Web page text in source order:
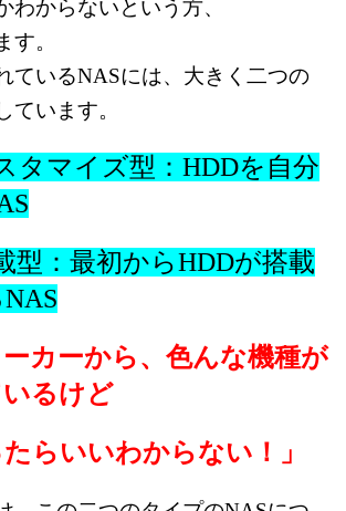
わからないという方、
す。
ているNASには、 大きく二つの
ています。
タマイズ型：HDDを自分
型：最初からHDDが搭載
ーカーから、色んな機種が
るけど
らいいわからない！」